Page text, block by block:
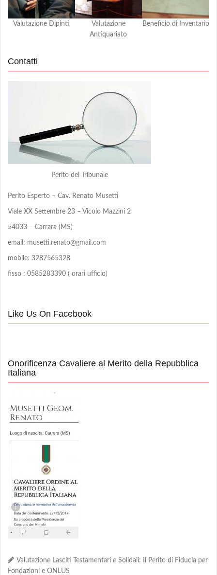
Valutazione Dipinti
Valutazione
Antiquariato
Beneficio di Inventario
Contatti
Perito del Tribunale
Perito Esperto – Cav. Renato Musetti
Viale XX Settembre 23 – Vicolo Mazzini 2
54033 – Carrara (MS)
email: musetti.renato@gmail.com
mobile: 3287565328
fisso : 0585283390 ( orari ufficio)
Like Us On Facebook
Onorificenza Cavaliere al Merito della Repubblica
Italiana
Valutazione Lasciti Testamentari e Solidali: Il Perito di Fiducia per
Fondazioni e ONLUS